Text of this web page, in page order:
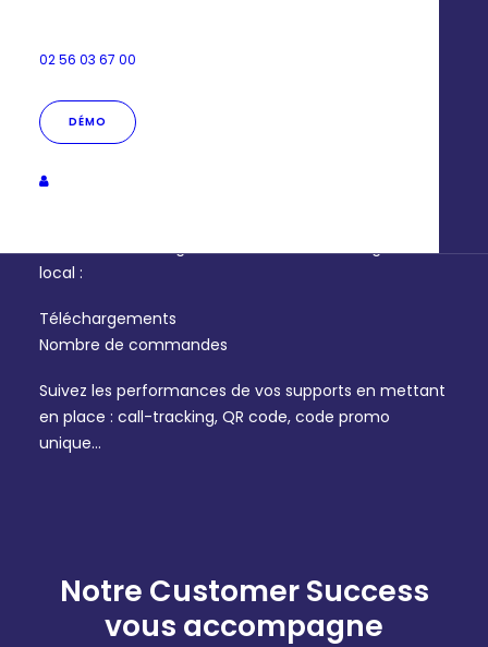
02 56 03 67 00
DÉMO
Pilotez les usages
local :
Téléchargements
Nombre de commandes
Suivez les performances de vos supports en mettant
en place : call-tracking, QR code, code promo
unique…
Notre Customer Success
vous accompagne